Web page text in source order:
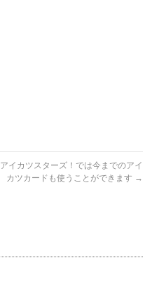
アイカツスターズ！では今までのアイ
カツカードも使うことができます →